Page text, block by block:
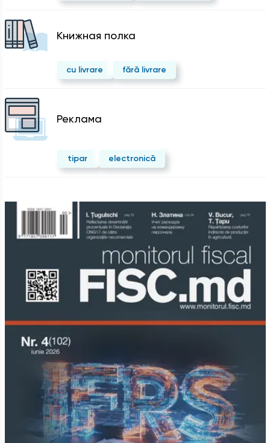
Kнижная полка
cu livrare fără livrare
Реклама
tipar electronică